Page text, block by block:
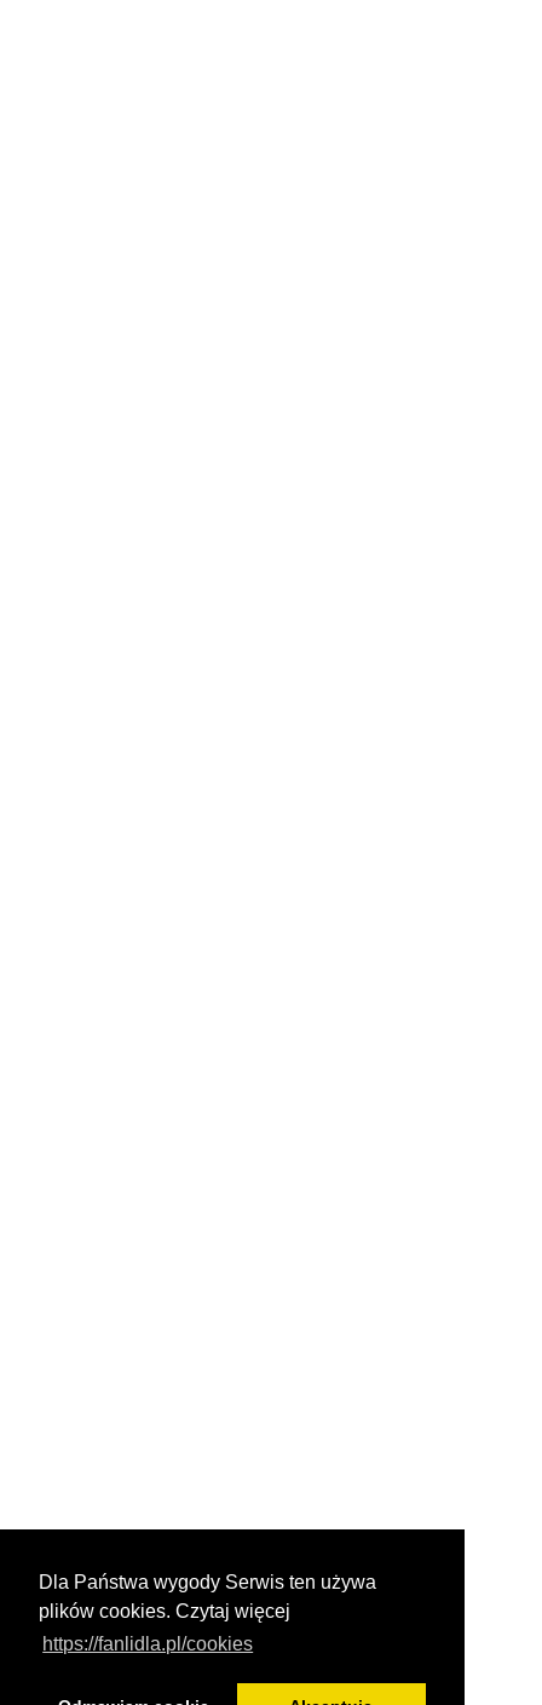
Dla Państwa wygody Serwis ten używa
plików cookies. Czytaj więcej
https://fanlidla.pl/cookies